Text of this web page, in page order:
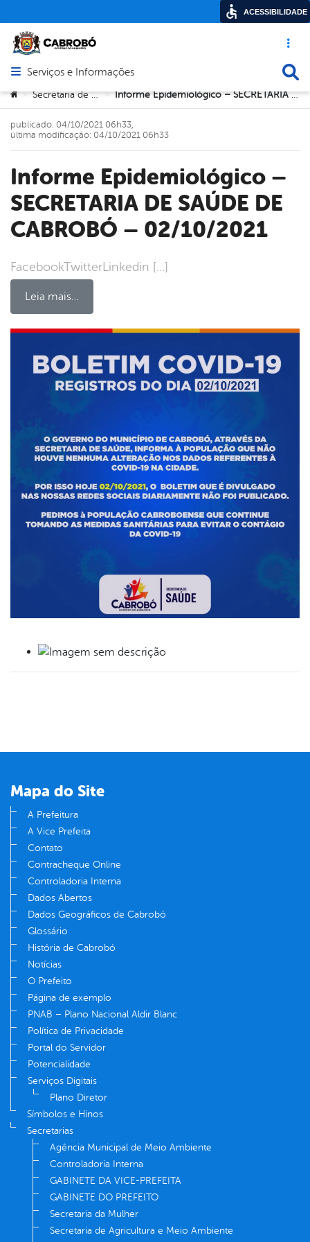
Acesso
Abrir menu principal de navegação
Serviços e Informações
Você está aqui:
> Secretaria de Saúde > Informe Epidemiológico – SECRETARIA DE SAÚDE DE CABROBÓ – 02/10/2021
Informe Epidemiológico –
SECRETARIA DE SAÚDE DE
CABROBÓ – 02/10/2021
FacebookTwitterLinkedin […]
Leia mais…
publicado: 04/10/2021 06h33,
última modificação: 04/10/2021 06h33
Mapa do Site
A Prefeitura
A Vice Prefeita
Contato
Contracheque Online
Controladoria Interna
Dados Abertos
Dados Geográficos de Cabrobó
Glossário
História de Cabrobó
Notícias
O Prefeito
Página de exemplo
PNAB – Plano Nacional Aldir Blanc
Política de Privacidade
Portal do Servidor
Potencialidade
Serviços Digitais
Plano Diretor
Símbolos e Hinos
Secretarias
Agência Municipal de Meio Ambiente
Controladoria Interna
GABINETE DA VICE-PREFEITA
GABINETE DO PREFEITO
Secretaria da Mulher
Secretaria de Agricultura e Meio Ambiente
ACESSIBILIDADE